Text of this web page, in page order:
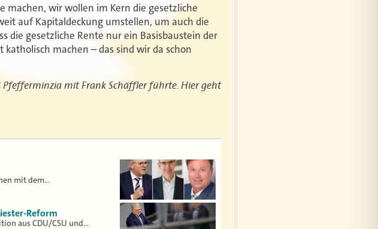
machen, wir wollen im Kern die gesetzliche
auf Kapitaldeckung umstellen, um auch die
die gesetzliche Rente nur ein Basisbaustein der
machen – das sind wir da schon
Pfefferminzia mit Frank Schäffler führte. Hier geht
mit dem…
Reform
aus CDU/CSU und…